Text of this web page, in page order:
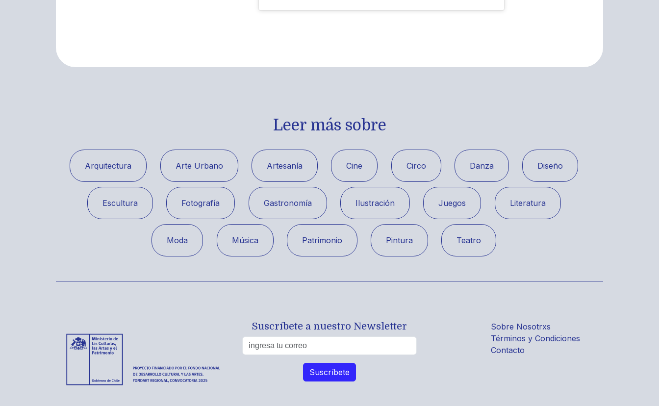
Leer más sobre
Arquitectura Arte Urbano Artesanía Cine Circo Danza Diseño
Escultura Fotografía Gastronomía Ilustración Juegos Literatura
Moda Música Patrimonio Pintura Teatro
Suscríbete a nuestro Newsletter
Sobre Nosotrxs
Términos y Condiciones
Contacto